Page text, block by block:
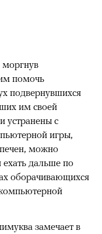
помочь
подвернувшихся
им своей
устранены с
игры,
можно
дальше по
оборачивающихся
замечает в